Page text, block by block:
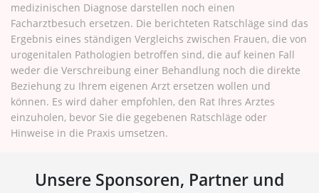
medizinischen Diagnose darstellen noch einen
Facharztbesuch ersetzen. Die berichteten Ratschläge sind das
Ergebnis eines ständigen Vergleichs zwischen Frauen, die von
urogenitalen Pathologien betroffen sind, die auf keinen Fall
weder die Verschreibung einer Behandlung noch die direkte
Beziehung zu Ihrem eigenen Arzt ersetzen wollen und
können. Es wird daher empfohlen, den Rat Ihres Arztes
einzuholen, bevor Sie die gegebenen Ratschläge oder
Hinweise in die Praxis umsetzen.
Unsere Sponsoren, Partner und